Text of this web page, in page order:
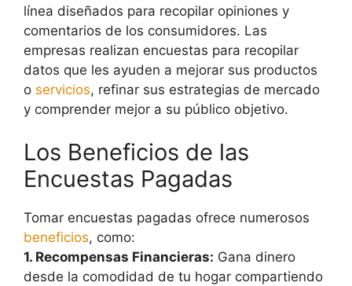
línea diseñados para recopilar opiniones y
comentarios de los consumidores. Las
empresas realizan encuestas para recopilar
datos que les ayuden a mejorar sus productos
o servicios, refinar sus estrategias de mercado
y comprender mejor a su público objetivo.
Los Beneficios de las
Encuestas Pagadas
Tomar encuestas pagadas ofrece numerosos
beneficios, como:
1. Recompensas Financieras: Gana dinero
desde la comodidad de tu hogar compartiendo